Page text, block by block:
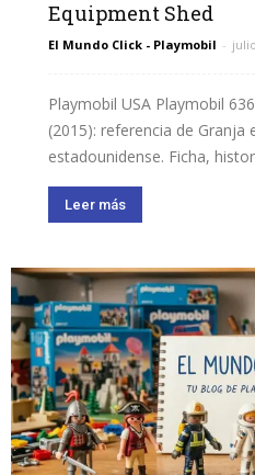
Equipment Shed
El Mundo Click - Playmobil -
Playmobil USA Playmobil
(2015): referencia de Granja
estadounidense. Ficha,
Leer más